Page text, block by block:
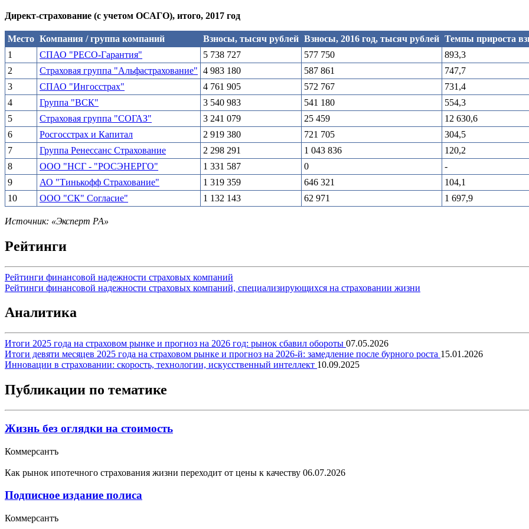
Директ-страхование (с учетом ОСАГО), итого, 2017 год
Место Компания / группа компаний Взносы, тысяч рублей Взносы, 2016 год, тысяч рублей Темпы прироста
1
СПАО "РЕСО-Гарантия" 5 738 727 577 750
893,3
2
Страховая группа "Альфастрахование" 4 983 180 587 861
747,7
3
СПАО "Ингосстрах" 4 761 905 572 767
731,4
4
Группа "ВСК" 3 540 983 541 180
554,3
5
Страховая группа "СОГАЗ" 3 241 079 25 459
12 630,6
6
Росгосстрах и Капитал 2 919 380 721 705
304,5
7
Группа Ренессанс Страхование 2 298 291 1 043 836
120,2
8
ООО "НСГ - "РОСЭНЕРГО" 1 331 587 0
-
9
АО "Тинькофф Страхование" 1 319 359 646 321
104,1
10
ООО "СК" Согласие" 1 132 143 62 971 1 697,9
Источник: «Эксперт РА»
Рейтинги
Рейтинги финансовой надежности страховых компаний
Рейтинги финансовой надежности страховых компаний, специализирующихся на страховании жизни
Аналитика
Итоги 2025 года на страховом рынке и прогноз на 2026 год: рынок сбавил обороты 07.05.2026
Итоги девяти месяцев 2025 года на страховом рынке и прогноз на 2026-й: замедление после бурного роста 15.01.2026
Инновации в страховании: скорость, технологии, искусственный интеллект 10.09.2025
Публикации по тематике
Жизнь без оглядки на стоимость
Коммерсантъ
Как рынок ипотечного страхования жизни переходит от цены к качеству 06.07.2026
Подписное издание полиса
Коммерсантъ